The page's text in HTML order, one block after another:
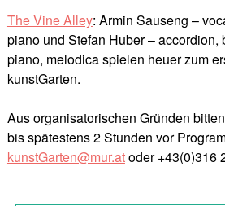
The Vine Alley: Armin Sauseng –
piano und Stefan Huber – accordion,
piano, melodica spielen heuer zum
kunstGarten.
Aus organisatorischen Gründen
bis spätestens 2 Stunden vor
kunstGarten@mur.atoder +43(0)316